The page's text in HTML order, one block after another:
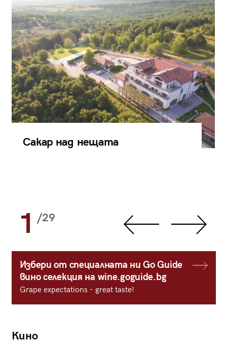
Сакар над нещата
1 /29
Избери от специалната ни Go Guide
вино селекция на wine.goguide.bg
Grape expectations - great taste!
Кино